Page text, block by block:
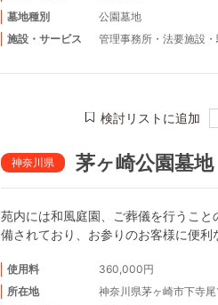
墓地種別
公園墓地
施設・サービス
管理事務所 ・法要施設 ・
検討リストに追加
神奈川県 茅ヶ崎公園墓地
苑内には和風庭園、ご葬儀を行うこ
備されており、お参りのお客様に便
使用料
360,000円
所在地
神奈川県茅ヶ崎市下寺尾